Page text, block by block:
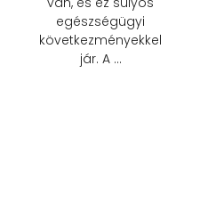
egészségügyi
következményekkel
jár. A …